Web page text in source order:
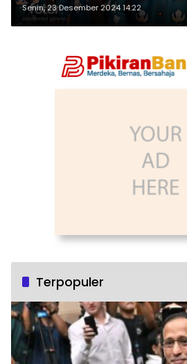
Besok
Senin, 23 Desember 2024 14:22
Terpopuler